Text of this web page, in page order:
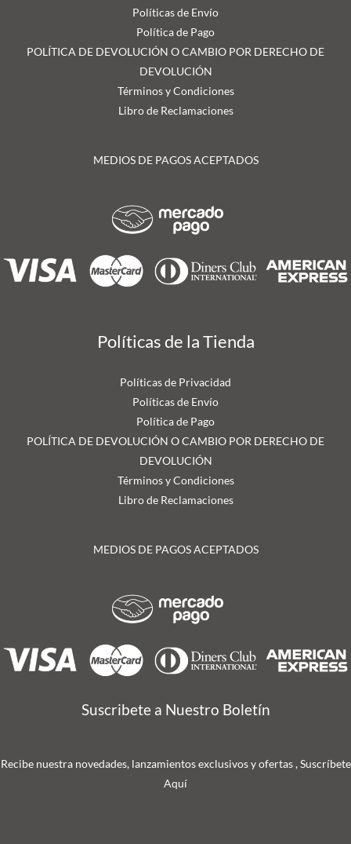
Políticas de Envío
Política de Pago
POLÍTICA DE DEVOLUCIÓN O CAMBIO POR DERECHO DE
DEVOLUCIÓN
Términos y Condiciones
Libro de Reclamaciones
MEDIOS DE PAGOS ACEPTADOS
Políticas de la Tienda
Políticas de Privacidad
Políticas de Envío
Política de Pago
POLÍTICA DE DEVOLUCIÓN O CAMBIO POR DERECHO DE
DEVOLUCIÓN
Términos y Condiciones
Libro de Reclamaciones
MEDIOS DE PAGOS ACEPTADOS
Suscribete a Nuestro Boletín
Recibe nuestra novedades, lanzamientos exclusivos y ofertas , Suscríbete
Aquí